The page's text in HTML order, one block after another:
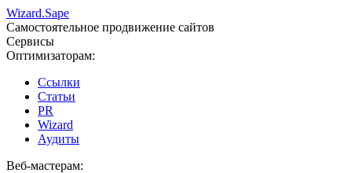
Wizard.Sape
Самостоятельное продвижение сайтов
Сервисы
Оптимизаторам:
Ссылки
Статьи
PR
Wizard
Аудиты
Веб-мастерам: